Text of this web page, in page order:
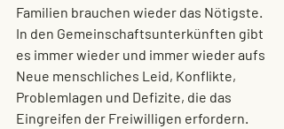
Familien brauchen wieder das Nötigste.
In den Gemeinschaftsunterkünften gibt
es immer wieder und immer wieder aufs
Neue menschliches Leid, Konflikte,
Problemlagen und Defizite, die das
Eingreifen der Freiwilligen erfordern.